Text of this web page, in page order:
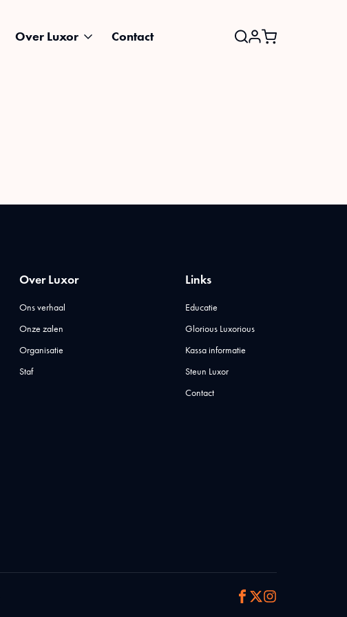
Over Luxor
Contact
Over Luxor
Ons verhaal
Onze zalen
Organisatie
Staf
Links
Educatie
Glorious Luxorious
Kassa informatie
Steun Luxor
Contact